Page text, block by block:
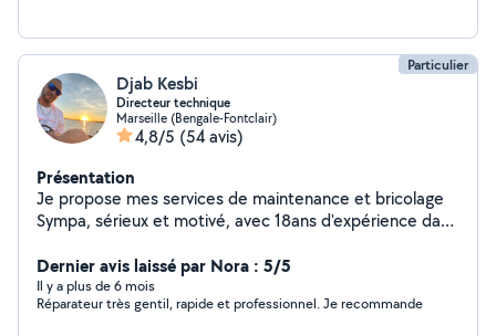
Particulier
Djab Kesbi
Directeur technique
Marseille (Bengale-Fontclair)
4,8/5 (54 avis)
Présentation
Je propose mes services de maintenance et bricolage
Sympa, sérieux et motivé, avec 18ans d'expérience dans
ou réparer tout ce qui touche à : Électricité Plomberie
Chauffage Climatisation Piscine Bricolage en tout genre
Je trouve des solutions rapides et efficaces à vos
Dernier avis laissé par Nora : 5/5
Il y a plus de 6 mois
Réparateur très gentil, rapide et professionnel. Je recommande